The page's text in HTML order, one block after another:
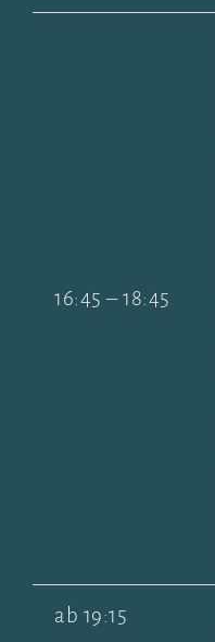
16:45 – 18:45
ab 19:15